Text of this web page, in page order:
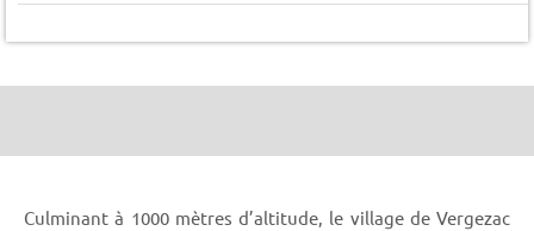
Culminant à 1000 mètres d’altitude, le village de Vergezac